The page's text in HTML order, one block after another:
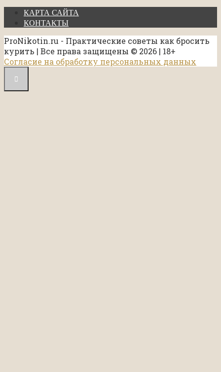
КАРТА САЙТА
КОНТАКТЫ
ProNikotin.ru - Практические советы как бросить
курить | Все права защищены © 2026 | 18+
Согласие на обработку персональных данных